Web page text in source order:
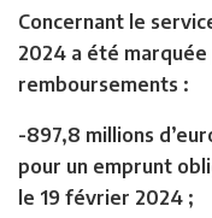
Concernant le
2024 a été
remboursements :
-897,8 millions
pour un emprunt
le 19 février 2024 ;